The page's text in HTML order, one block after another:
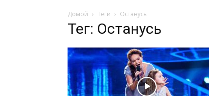
Домой Теги Останусь
Тег: Останусь